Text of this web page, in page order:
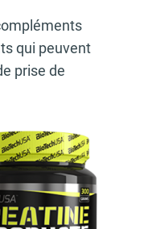
qui peuvent
prise de